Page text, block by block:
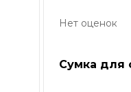
Нет оценок
Сумка для